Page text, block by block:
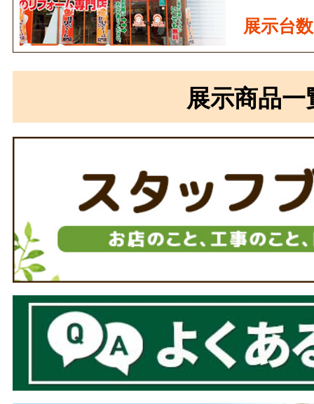
展示台数
展示商品